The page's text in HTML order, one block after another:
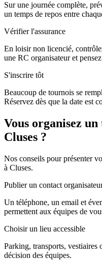
Sur une journée complète,
un temps de repos entre
Vérifier l'assurance
En loisir non licencié,
une RC organisateur et
S'inscrire tôt
Beaucoup de tournois se
Réservez dès que la date est
Vous organisez
Cluses ?
Nos conseils pour présenter
à Cluses.
Publier un contact
Un téléphone, un email et
permettent aux équipes de
Choisir un lieu accessible
Parking, transports, vestiaires
décision des équipes.